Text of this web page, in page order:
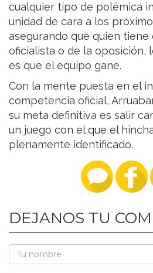
cualquier tipo de polémica
unidad de cara a los
asegurando que quien tiene
oficialista o de la oposición,
es que el equipo gane.
Con la mente puesta en el
competencia oficial,
su meta definitiva es salir
un juego con el que el
plenamente identificado.
DEJANOS TU